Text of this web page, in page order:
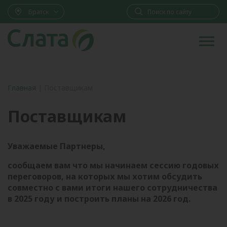
Братск
Главная
Поставщикам
Уважаемые Партнеры,
сообщаем вам что мы начинаем сессию годовых
переговоров, на которых мы хотим обсудить
совместно с вами итоги нашего сотрудничества
в 2025 году и построить планы на 2026 год.